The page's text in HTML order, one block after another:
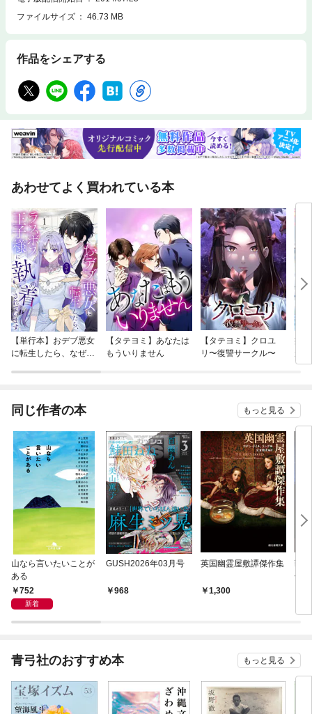
ファイルサイズ
46.73 MB
作品をシェアする
あわせてよく買われている本
【単行本】おデブ悪女
に転生したら、なぜか
【タテヨミ】あなたは
もういりません
【タテヨミ】クロユ
リ〜復讐サークル〜
病
が
ぎ
同じ作者の本 もっと見る
山なら言いたいことが
ある
752
新着
GUSH2026年03月号
968
英国幽霊屋敷譚傑作集
1,300
戦
傑
青弓社のおすすめ本 もっと見る